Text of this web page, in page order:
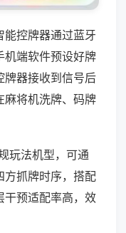
能控牌器通过蓝牙
机端软件预设好牌
牌器接收到信号后
麻将机洗牌、码牌
玩法机型，可通
方抓牌时序，搭配
干预适配率高，效